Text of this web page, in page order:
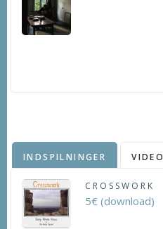
INDSPILNINGER VIDEO
CROSSWORK
5€ (download)